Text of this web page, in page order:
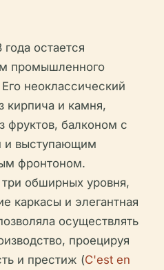
остается
промышленного
неоклассический
кирпича и камня,
фруктов, балконом с
и выступающим
фронтоном.
обширных уровня,
каркасы и элегантная
осуществлять
проецируя
и престиж (C'est en